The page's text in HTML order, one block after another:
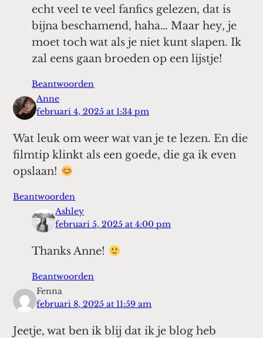
echt veel te veel fanfics gelezen, dat is
bijna beschamend, haha… Maar hey, je
moet toch wat als je niet kunt slapen. Ik
zal eens gaan broeden op een lijstje!
Beantwoorden
Anne
februari 4, 2025 at 1:34 pm
Wat leuk om weer wat van je te lezen. En die
filmtip klinkt als een goede, die ga ik even
opslaan!
Beantwoorden
Ashley
februari 5, 2025 at 4:00 pm
Thanks Anne!
Beantwoorden
Fenna
februari 8, 2025 at 11:59 am
Jeetje, wat ben ik blij dat ik je blog heb